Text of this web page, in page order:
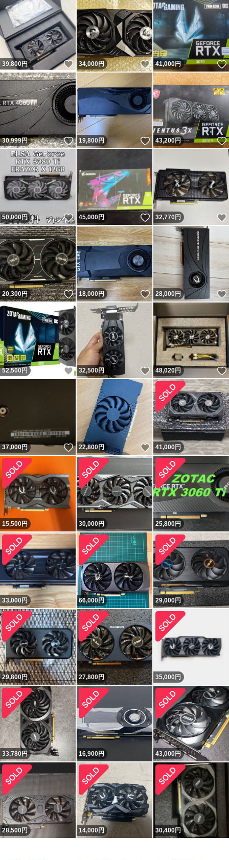
39,800円 いいね！
34,000円 いいね！
41,000円
30,999円 いいね！
19,800円 いいね！
43,200円
50,000円 いいね！
45,000円 いいね！
32,770円
20,300円 いいね！
18,000円 いいね！
28,000 円
52,500 円 いいね！
32,500円 いいね！
48,020円
37,000円 いいね！
22,800円 いいね！
41,000円
15,500円 30,000円 25,800円
33,000円 66,000円 29,000円
29,800円 27,800円 35,000 円
33,780円 16,900円 43,000円
28,500円 14,000円 30,400円